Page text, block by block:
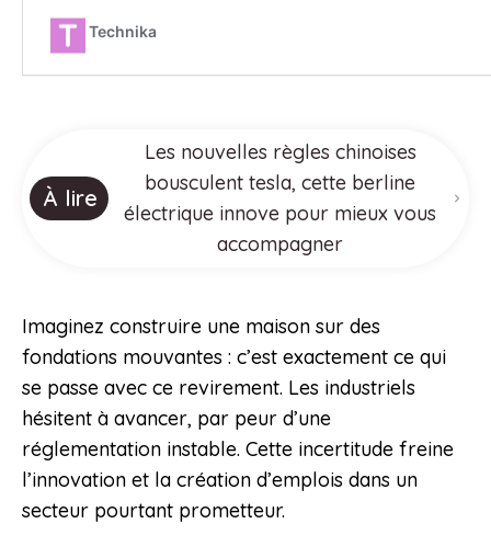
À lire
Les nouvelles règles chinoises
bousculent tesla, cette berline
électrique innove pour mieux vous
accompagner
Imaginez construire une maison sur des
fondations mouvantes : c’est exactement ce qui
se passe avec ce revirement. Les industriels
hésitent à avancer, par peur d’une
réglementation instable. Cette incertitude freine
l’innovation et la création d’emplois dans un
secteur pourtant prometteur.